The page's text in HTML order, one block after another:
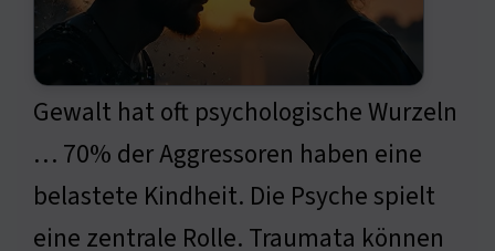
Gewalt hat oft psychologische Wurzeln
… 70% der Aggressoren haben eine
belastete Kindheit. Die Psyche spielt
eine zentrale Rolle. Traumata können